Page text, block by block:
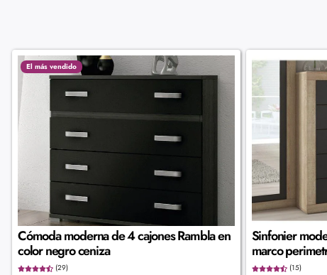
El más vendido
Cómoda moderna de 4 cajones Rambla en
color negro ceniza
(29)
Sinfonier
marco
(15)